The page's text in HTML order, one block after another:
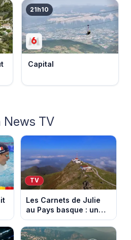
21h10
Capital
News TV
TV
Les Carnets de Julie
au Pays basque : un
banquet au sommet de
la Rhune